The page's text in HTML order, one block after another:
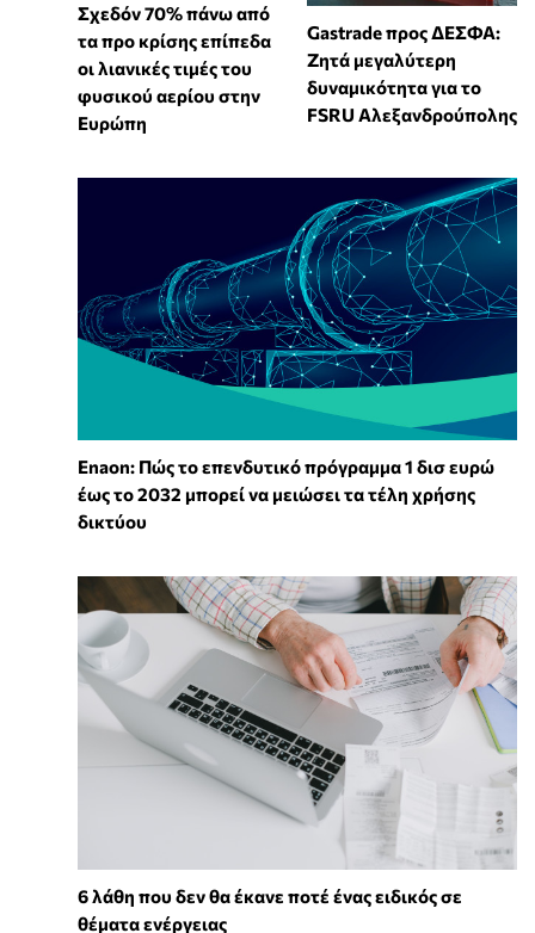
Σχεδόν 70% πάνω από
τα προ κρίσης επίπεδα
οι λιανικές τιμές του
φυσικού αερίου στην
Ευρώπη
Gastrade προς ΔΕΣΦΑ:
Ζητά μεγαλύτερη
δυναμικότητα για το
FSRU Αλεξανδρούπολης
Enaon: Πώς το επενδυτικό πρόγραμμα 1 δισ ευρώ
έως το 2032 μπορεί να μειώσει τα τέλη χρήσης
δικτύου
6 λάθη που δεν θα έκανε ποτέ ένας ειδικός σε
θέματα ενέργειας